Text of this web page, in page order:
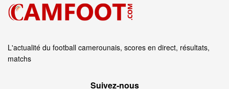
L'actualité du football camerounais, scores en direct, résultats,
matchs
Suivez‑nous